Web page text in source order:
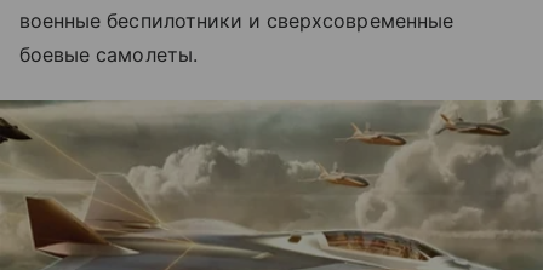
военные беспилотники и сверхсовременные
боевые самолеты.